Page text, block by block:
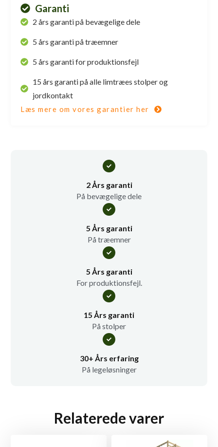
Garanti
2 års garanti på bevægelige dele
5 års garanti på træemner
5 års garanti for produktionsfejl
15 års garanti på alle limtræes stolper og
jordkontakt
Læs mere om vores garantier her
2 Års garanti
På bevægelige dele
5 Års garanti
På træemner
5 Års garanti
For produktionsfejl.
15 Års garanti
På stolper
30+ Års erfaring
På legeløsninger
Relaterede varer